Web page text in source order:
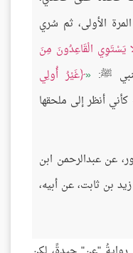
الأولى، ثم سُري
يَسْتَوِي الْقَاعِدُونَ مِنَ
ﷺ:
غَيْرُ أُولِي
كأني أنظر إلى ملحقها
عن عبدالرحمن ابن
بن ثابت، عن أبيه،